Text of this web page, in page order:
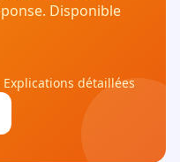
Disponible
détaillées